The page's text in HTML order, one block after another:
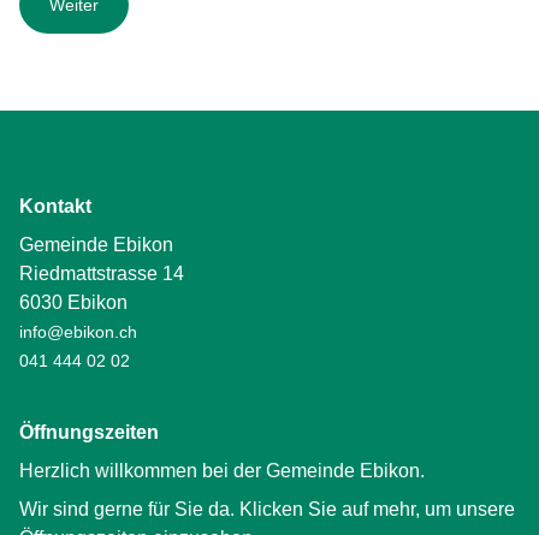
Kontakt
Gemeinde Ebikon
Riedmattstrasse 14
6030 Ebikon
info@ebikon.ch
041 444 02 02
Öffnungszeiten
Herzlich willkommen bei der Gemeinde Ebikon.
Wir sind gerne für Sie da. Klicken Sie auf mehr, um unsere